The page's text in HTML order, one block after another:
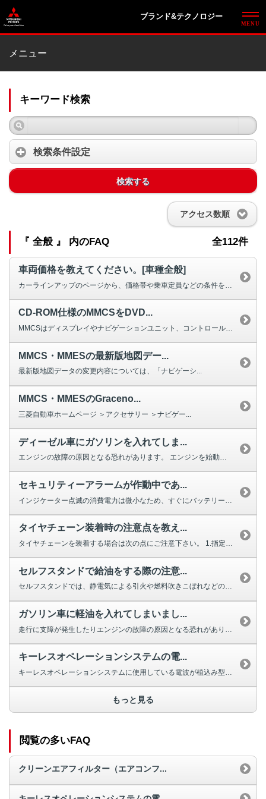
ブランド&テクノロジー
メニュー
キーワード検索
検索条件設定
検索する
アクセス数順
『 全般 』 内のFAQ 全112件
車両価格を教えてください。[車種全般]
CD-ROM仕様のMMCSをDVD...
MMCSはディスプレイやナビゲーションユニット、コントロールユニット、TV...
MMCS・MMESの最新版地図デー...
最新版地図データの変更内容については、「ナビゲーシ...
MMCS・MMESのGraceno...
三菱自動車ホームページ ＞アクセサリー ＞ナビゲー...
ディーゼル車にガソリンを入れてしま...
エンジンの故障の原因となる恐れがあります。 エンジンを始動させず、最寄り...
セキュリティーアラームが作動中であ...
タイヤチェーン装着時の注意点を教え...
タイヤチェーンを装着する場合は次の点にご注意下さい。 1.指定の三菱...
セルフスタンドで給油をする際の注意...
セルフスタンドでは、静電気による引火や燃料吹きこぼれなどの事故を防ぐため、...
ガソリン車に軽油を入れてしまいまし...
キーレスオペレーションシステムの電...
キーレスオペレーションシステムに使用している電波が植込み型心臓ペースメーカ...
もっと見る
閲覧の多いFAQ
クリーンエアフィルター（エアコンフ...